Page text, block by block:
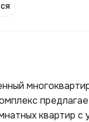
квартир с